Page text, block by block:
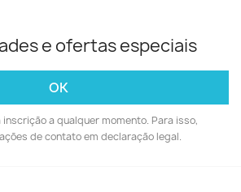
e ofertas especiais
a qualquer momento. Para isso,
de contato em declaração legal.